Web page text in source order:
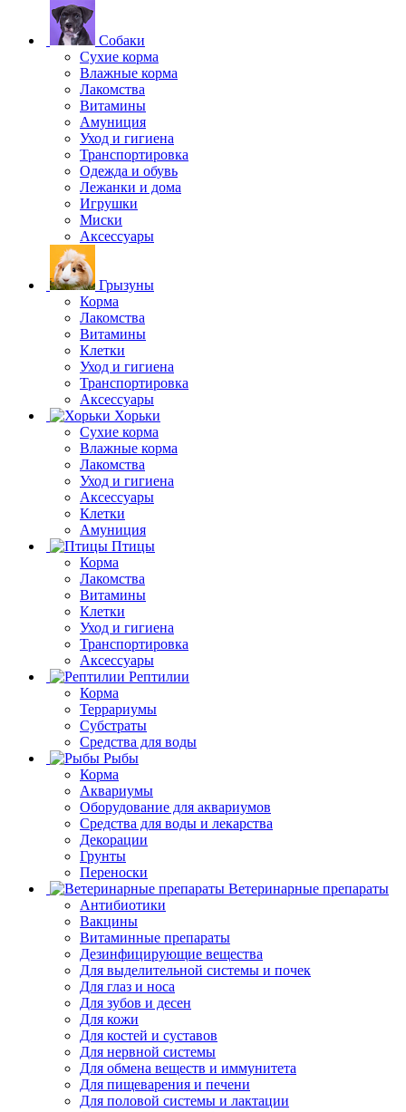
Собаки
Сухие корма
Влажные корма
Лакомства
Витамины
Амуниция
Уход и гигиена
Транспортировка
Одежда и обувь
Лежанки и дома
Игрушки
Миски
Аксессуары
Грызуны
Корма
Лакомства
Витамины
Клетки
Уход и гигиена
Транспортировка
Аксессуары
Хорьки
Сухие корма
Влажные корма
Лакомства
Уход и гигиена
Аксессуары
Клетки
Амуниция
Птицы
Корма
Лакомства
Витамины
Клетки
Уход и гигиена
Транспортировка
Аксессуары
Рептилии
Корма
Террариумы
Субстраты
Средства для воды
Рыбы
Корма
Аквариумы
Оборудование для аквариумов
Средства для воды и лекарства
Декорации
Грунты
Переноски
Ветеринарные препараты
Антибиотики
Вакцины
Витаминные препараты
Дезинфицирующие вещества
Для выделительной системы и почек
Для глаз и носа
Для зубов и десен
Для кожи
Для костей и суставов
Для нервной системы
Для обмена веществ и иммунитета
Для пищеварения и печени
Для половой системы и лактации